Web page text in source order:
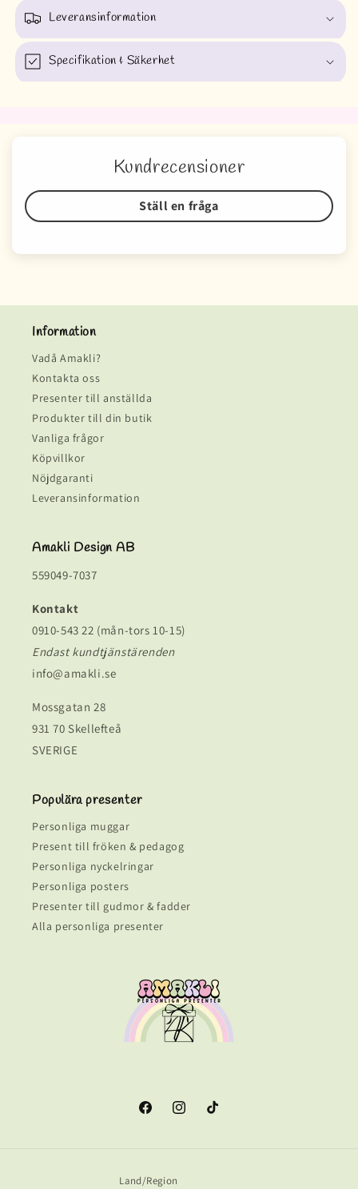
Leveransinformation
Specifikation & Säkerhet
Kundrecensioner
Ställ en fråga
Information
Vadå Amakli?
Kontakta oss
Presenter till anställda
Produkter till din butik
Vanliga frågor
Köpvillkor
Nöjdgaranti
Leveransinformation
Amakli Design AB
559049-7037
Kontakt
0910-543 22 (mån-tors 10-15)
Endast kundtjänstärenden
info@amakli.se
Mossgatan 28
931 70 Skellefteå
SVERIGE
Populära presenter
Personliga muggar
Present till fröken & pedagog
Personliga nyckelringar
Personliga posters
Presenter till gudmor & fadder
Alla personliga presenter
FacebookInstagramTikTok
Land/Region